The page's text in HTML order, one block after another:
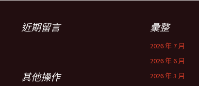
近期留言 彙整
2026 年 7 月
2026 年 6 月
2026 年 3 月
其他操作